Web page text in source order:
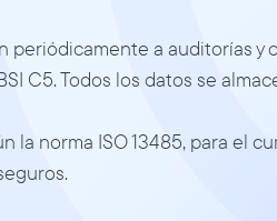
a auditorías
C5. Todos los datos se
norma ISO 13485, para el